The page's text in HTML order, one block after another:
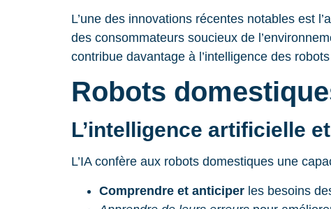
L’une des innovations récentes notables est
des consommateurs soucieux de
contribue davantage à l’intelligence des
Robots
L’intelligence artificielle
L’IA confère aux robots domestiques une
Comprendre et anticiper les besoins